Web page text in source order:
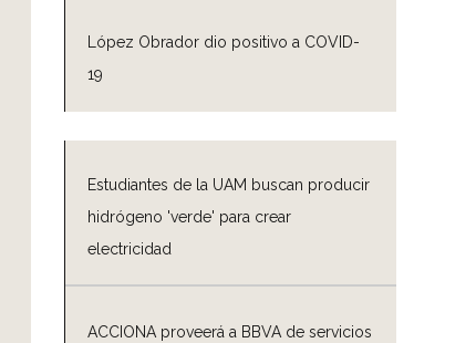
López Obrador dio positivo a COVID-
19
Estudiantes de la UAM buscan producir
hidrógeno 'verde' para crear
electricidad
ACCIONA proveerá a BBVA de servicios